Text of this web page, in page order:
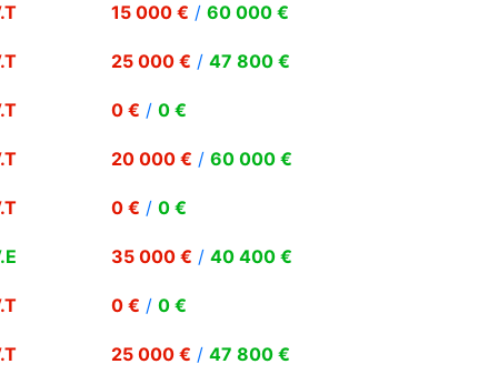
15 000 € / 60 000 €
25 000 € / 47 800 €
0 € / 0 €
20 000 € / 60 000 €
0 € / 0 €
35 000 € / 40 400 €
0 € / 0 €
25 000 € / 47 800 €